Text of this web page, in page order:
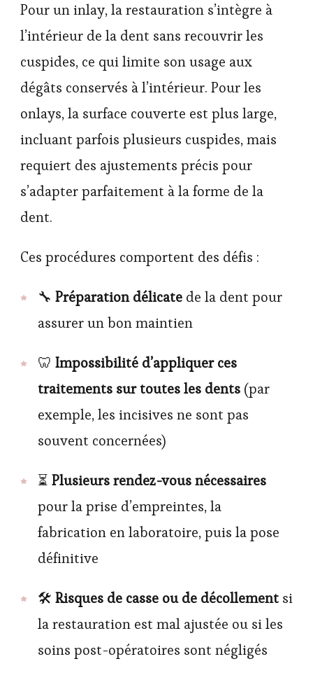
Pour un inlay, la restauration s’intègre à
l’intérieur de la dent sans recouvrir les
cuspides, ce qui limite son usage aux
dégâts conservés à l’intérieur. Pour les
onlays, la surface couverte est plus large,
incluant parfois plusieurs cuspides, mais
requiert des ajustements précis pour
s’adapter parfaitement à la forme de la
dent.
Ces procédures comportent des défis :
🔧 Préparation délicate de la dent pour
assurer un bon maintien
🦷 Impossibilité d’appliquer ces
traitements sur toutes les dents (par
exemple, les incisives ne sont pas
souvent concernées)
⏳ Plusieurs rendez-vous nécessaires
pour la prise d’empreintes, la
fabrication en laboratoire, puis la pose
définitive
🛠 Risques de casse ou de décollement si
la restauration est mal ajustée ou si les
soins post-opératoires sont négligés